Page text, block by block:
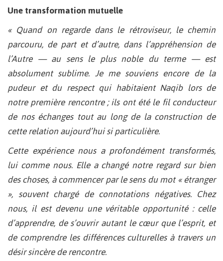
Une transformation mutuelle
« Quand on regarde dans le rétroviseur, le chemin
parcouru, de part et d’autre, dans l’appréhension de
l’Autre — au sens le plus noble du terme — est
absolument sublime. Je me souviens encore de la
pudeur et du respect qui habitaient Naqib lors de
notre première rencontre ; ils ont été le fil conducteur
de nos échanges tout au long de la construction de
cette relation aujourd’hui si particulière.
Cette expérience nous a profondément transformés,
lui comme nous. Elle a changé notre regard sur bien
des choses, à commencer par le sens du mot « étranger
», souvent chargé de connotations négatives. Chez
nous, il est devenu une véritable opportunité : celle
d’apprendre, de s’ouvrir autant le cœur que l’esprit, et
de comprendre les différences culturelles à travers un
désir sincère de rencontre.